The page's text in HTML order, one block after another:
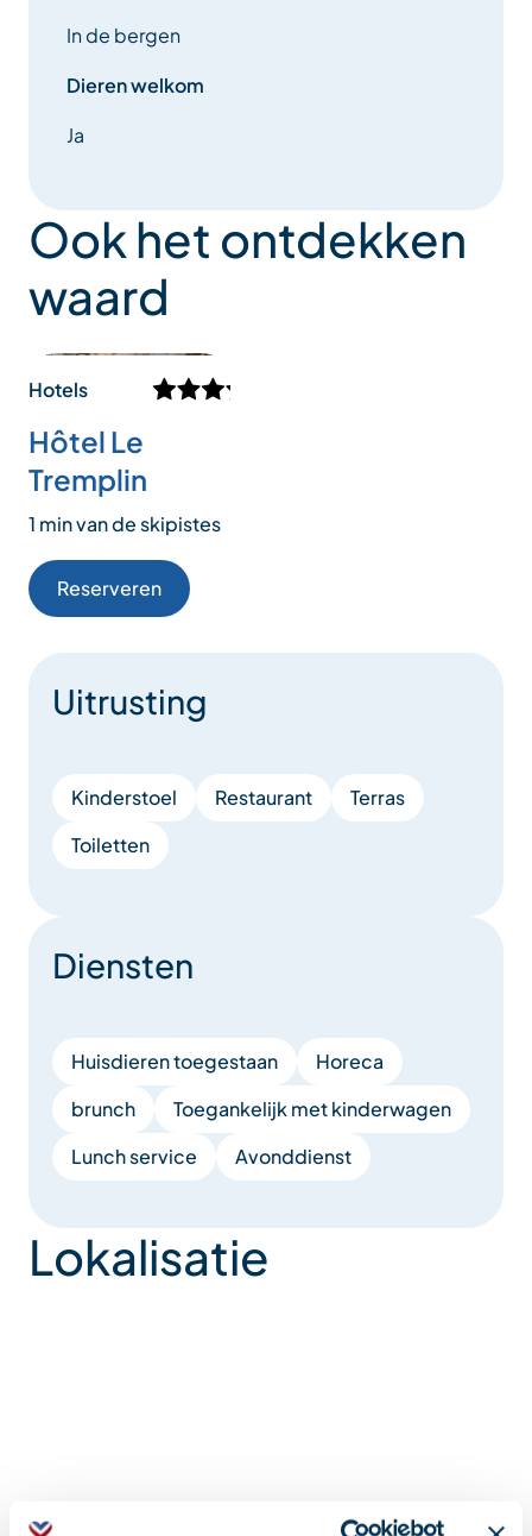
In de bergen
Dieren welkom
Ja
Ook het ontdekken
waard
Hotels
Hôtel Le
Tremplin
1 min van de skipistes
Reserveren
Uitrusting
Kinderstoel Restaurant
Terras
Toiletten
Diensten
Huisdieren toegestaan
Horeca
brunch
Toegankelijk met kinderwagen
Lunch service
Avonddienst
Lokalisatie